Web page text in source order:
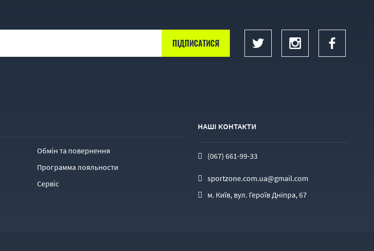
Обмін та повернення
Программа лояльности
Сервіс
НАШІ КОНТАКТИ
(067) 661-99-33
sportzone.com.ua@gmail.com
м. Київ, вул. Героїв Дніпра, 67